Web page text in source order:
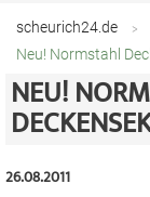
scheurich24.de
Neu! Normstahl
NEU!
26.08.2011